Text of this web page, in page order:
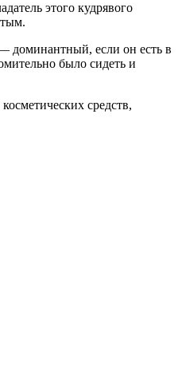
этого кудрявого
доминантный, если он есть в
было сидеть и
средств,